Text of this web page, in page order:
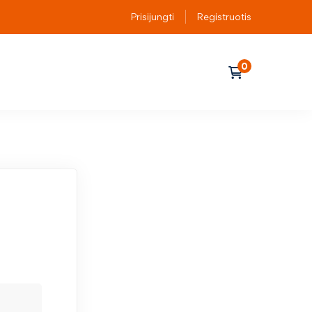
Prisijungti Registruotis